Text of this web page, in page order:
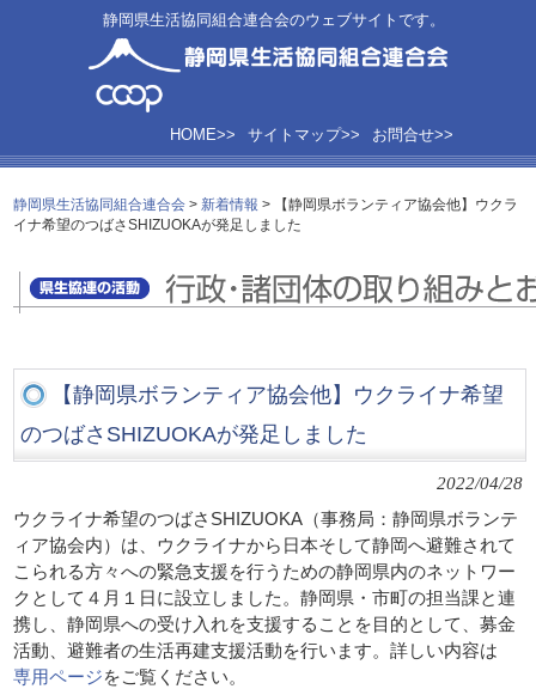
静岡県生活協同組合連合会のウェブサイトです。
お問合せ>>
サイトマップ>>
HOME>>
静岡県生活協同組合連合会 > 新着情報 >
【静岡県ボランティア協会他】ウクラ
イナ希望のつばさSHIZUOKAが発足しました
【静岡県ボランティア協会他】ウクライナ希望
のつばさSHIZUOKAが発足しました
2022/04/28
ウクライナ希望のつばさSHIZUOKA（事務局：静岡県ボランテ
ィア協会内）は、ウクライナから日本そして静岡へ避難されて
こられる方々への緊急支援を行うための静岡県内のネットワー
クとして４月１日に設立しました。静岡県・市町の担当課と連
携し、静岡県への受け入れを支援することを目的として、募金
活動、避難者の生活再建支援活動を行います。詳しい内容は
専用ページをご覧ください。